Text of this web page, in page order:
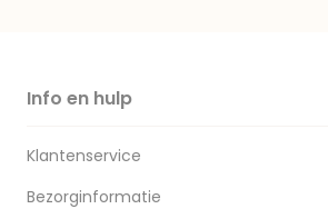
Info en hulp
Klantenservice
Bezorginformatie